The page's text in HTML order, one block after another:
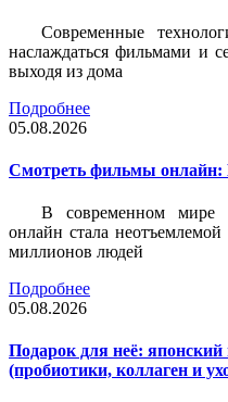
Современные
наслаждаться фильмами и
выходя из дома
Подробнее
05.08.2026
Смотреть фильмы онлайн:
В современном мире
онлайн стала
миллионов людей
Подробнее
05.08.2026
Подарок для неё: японский
(пробиотики, коллаген и